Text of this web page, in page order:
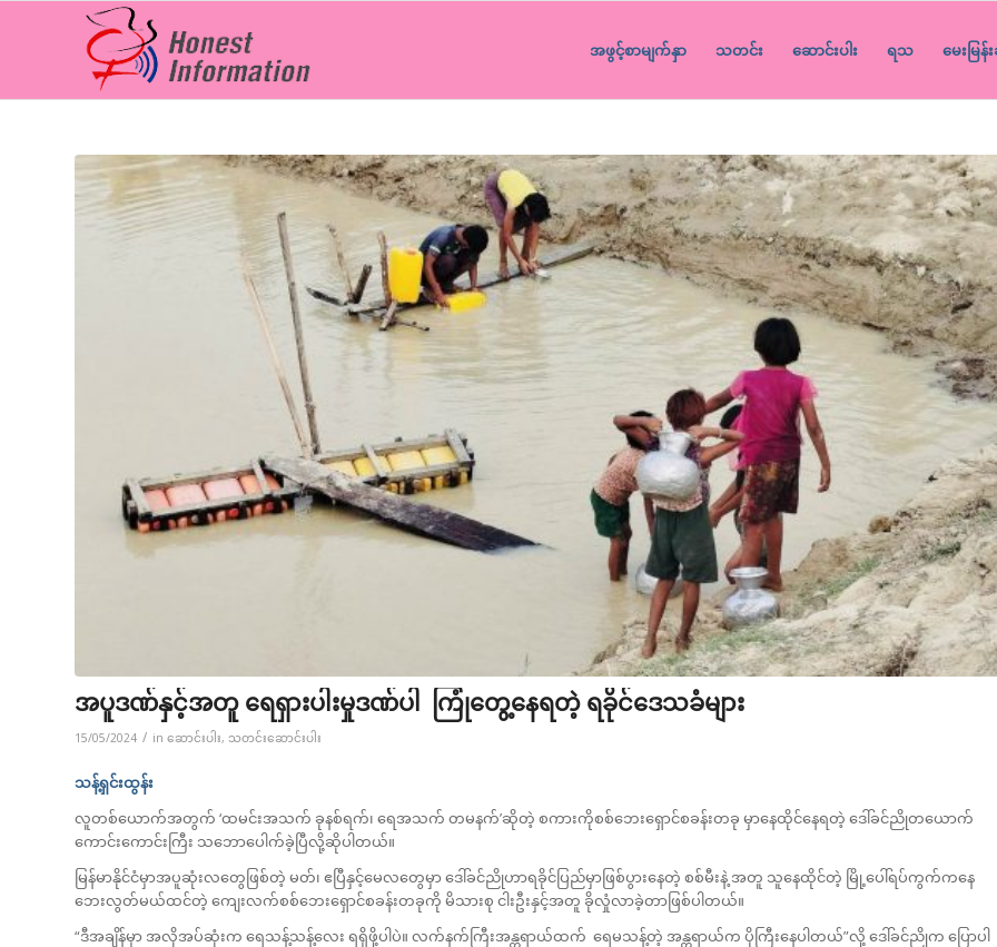
အဖွင့်စာမျက်နှာ သတင်း ဆောင်းပါး ရသ မေးမြန်
အပူဒဏ်နှင့်အတူ ရေရှားပါးမှုဒဏ်ပါ ကြုံတွေ့နေရတဲ့ ရခိုင်ဒေသခံများ
15/05/2024 / in ဆောင်းပါး, သတင်းဆောင်းပါး
သန့်ရှင်းထွန်း
လူတစ်ယောက်အတွက် ‘ထမင်းအသက် ခုနစ်ရက်၊ ရေအသက် တမနက်’ဆိုတဲ့ စကားကိုစစ်ဘေးရှောင်စခန်းတခု မှာနေထိုင်နေရတဲ့ ဒေါ်ခင်ညိုတယောက်
ကောင်းကောင်းကြီး သဘောပေါက်ခဲ့ပြီလို့ဆိုပါတယ်။
မြန်မာနိုင်ငံမှာအပူဆုံးလတွေဖြစ်တဲ့ မတ်၊ ဧပြီနှင့်မေလတွေမှာ ဒေါ်ခင်ညိုဟာရခိုင်ပြည်မှာဖြစ်ပွားနေတဲ့ စစ်မီးနဲ့ အတူ သူနေထိုင်တဲ့ မြို့ပေါ်ရပ်ကွက်ကနေ
ဘေးလွတ်မယ်ထင်တဲ့ ကျေးလက်စစ်ဘေးရှောင်စခန်းတခုကို မိသားစု ငါးဦးနှင့်အတူ ခိုလှုံလာခဲ့တာဖြစ်ပါတယ်။
“ဒီအချိန်မှာ အလိုအပ်ဆုံးက ရေသန့်သန့်လေး ရရှိဖို့ပါပဲ။ လက်နက်ကြီးအန္တရာယ်ထက် ရေမသန့်တဲ့ အန္တရာယ်က ပိုကြီးနေပါတယ်”လို့ ဒေါ်ခင်ညိုက ပြောပါ